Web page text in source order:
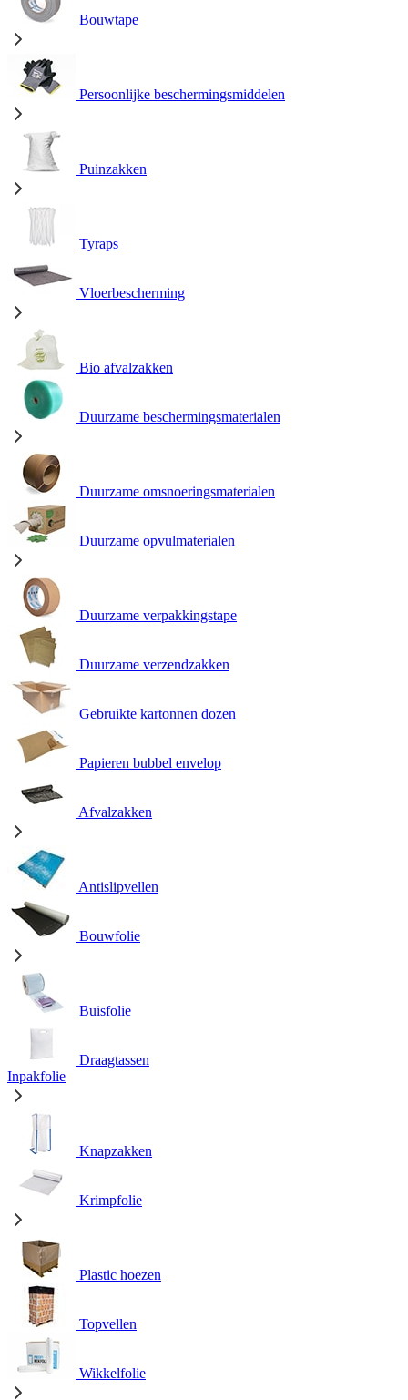
Bouwtape
Persoonlijke beschermingsmiddelen
Puinzakken
Tyraps
Vloerbescherming
Bio afvalzakken
Duurzame beschermingsmaterialen
Duurzame omsnoeringsmaterialen
Duurzame opvulmaterialen
Duurzame verpakkingstape
Duurzame verzendzakken
Gebruikte kartonnen dozen
Papieren bubbel envelop
Afvalzakken
Antislipvellen
Bouwfolie
Buisfolie
Draagtassen
Inpakfolie
Knapzakken
Krimpfolie
Plastic hoezen
Topvellen
Wikkelfolie